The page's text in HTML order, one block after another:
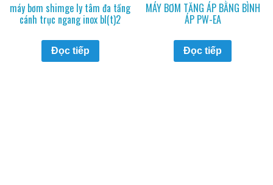
máy bơm shimge ly tâm đa tầng
cánh trục ngang inox bl(t)2
Đọc tiếp
MÁY BƠM TĂNG ÁP BẰNG BÌNH
ÁP PW-EA
Đọc tiếp